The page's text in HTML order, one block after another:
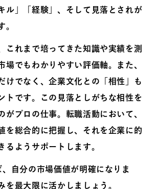
ル」「経験」、そして見落とされが
。
これまで培ってきた知識や実績を測
場でもわかりやすい評価軸。また、
けでなく、企業文化との「相性」も
トです。この見落としがちな相性を
がプロの仕事。転職活動において、
を総合的に把握し、それを企業に的
るようサポートします。
自分の市場価値が明確になりま
を最大限に活かしましょう。